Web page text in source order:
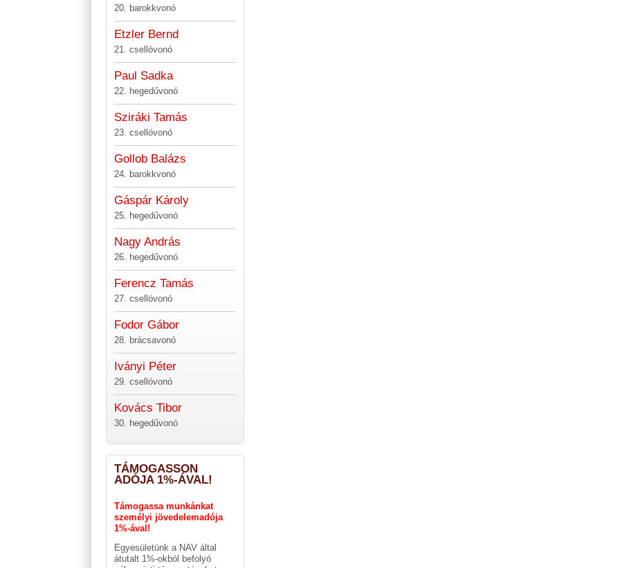
20. barokkvonó
Etzler Bernd
21. csellóvonó
Paul Sadka
22. hegedűvonó
Sziráki Tamás
23. csellóvonó
Gollob Balázs
24. barokkvonó
Gáspár Károly
25. hegedűvonó
Nagy András
26. hegedűvonó
Ferencz Tamás
27. csellóvonó
Fodor Gábor
28. brácsavonó
Iványi Péter
29. csellóvonó
Kovács Tibor
30. hegedűvonó
TÁMOGASSON
ADÓJA 1%-ÁVAL!
Támogassa munkánkat
személyi jövedelemadója
1%-ával!
Egyesületünk a NAV által
átutalt 1%-okból befolyó